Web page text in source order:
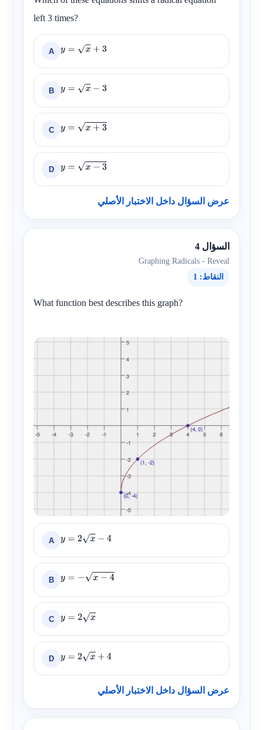
left 3 times?
A y =x +3
B y =x −3
C y =x +3
D y =x −3
عرض السؤال داخل الاختبار الأصلي
السؤال 4
Graphing Radicals - Reveal
النقاط: 1
What function best describes this graph?
A y =2 x−4
B y =− x−4
C y =2 x
D y =2 x+4
عرض السؤال داخل الاختبار الأصلي